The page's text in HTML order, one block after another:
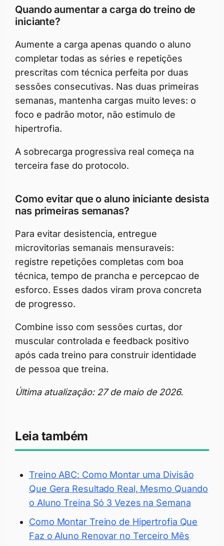
Quando aumentar a carga do treino de
iniciante?
Aumente a carga apenas quando o aluno
completar todas as séries e repetições
prescritas com técnica perfeita por duas
sessões consecutivas. Nas duas primeiras
semanas, mantenha cargas muito leves: o
foco e padrão motor, não estimulo de
hipertrofia.
A sobrecarga progressiva real começa na
terceira fase do protocolo.
Como evitar que o aluno iniciante desista
nas primeiras semanas?
Para evitar desistencia, entregue
microvitorias semanais mensuraveis:
registre repetições completas com boa
técnica, tempo de prancha e percepcao de
esforco. Esses dados viram prova concreta
de progresso.
Combine isso com sessões curtas, dor
muscular controlada e feedback positivo
após cada treino para construir identidade
de pessoa que treina.
Última atualização: 27 de maio de 2026.
Leia também
Treino ABC: Como Montar uma Divisão
Que Gera Resultado Real, Mesmo Quando
o Aluno Treina Só 3 Vezes na Semana
Como Montar Treino de Hipertrofia Que
Faz o Aluno Renovar no Terceiro Mês